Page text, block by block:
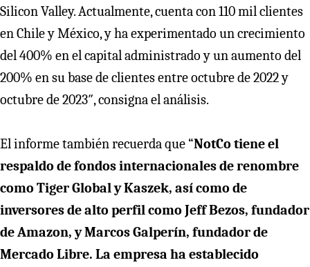
Silicon Valley. Actualmente, cuenta con 110 mil clientes
en Chile y México, y ha experimentado un crecimiento
del 400% en el capital administrado y un aumento del
200% en su base de clientes entre octubre de 2022 y
octubre de 2023″, consigna el análisis.
El informe también recuerda que “NotCo tiene el
respaldo de fondos internacionales de renombre
como Tiger Global y Kaszek, así como de
inversores de alto perfil como Jeff Bezos, fundador
de Amazon, y Marcos Galperín, fundador de
Mercado Libre. La empresa ha establecido